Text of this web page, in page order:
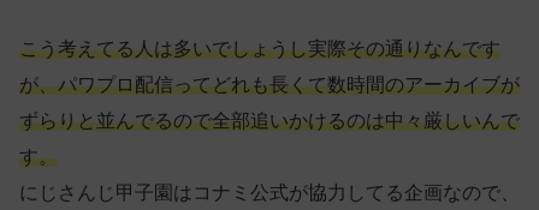
こう考えてる人は多いでしょうし実際その通りなんです
が、パワプロ配信ってどれも長くて数時間のアーカイブが
ずらりと並んでるので全部追いかけるのは中々厳しいんで
す。
にじさんじ甲子園はコナミ公式が協力してる企画なので、